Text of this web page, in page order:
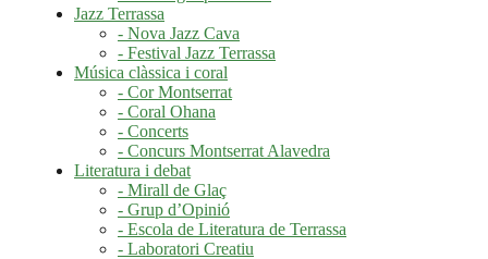
Jazz Terrassa
- Nova Jazz Cava
- Festival Jazz Terrassa
Música clàssica i coral
- Cor Montserrat
- Coral Ohana
- Concerts
- Concurs Montserrat Alavedra
Literatura i debat
- Mirall de Glaç
- Grup d’Opinió
- Escola de Literatura de Terrassa
- Laboratori Creatiu